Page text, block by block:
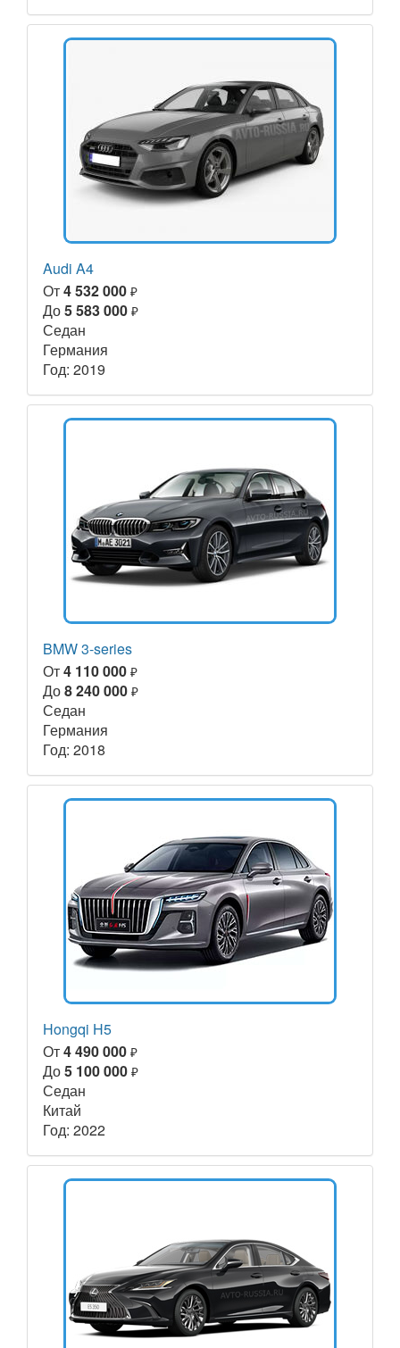
Audi A4
От4 532 000 ₽
До5 583 000 ₽
Седан
Германия
Год: 2019
BMW 3-series
От4 110 000 ₽
До8 240 000 ₽
Седан
Германия
Год: 2018
Hongqi H5
От4 490 000 ₽
До5 100 000 ₽
Седан
Китай
Год: 2022